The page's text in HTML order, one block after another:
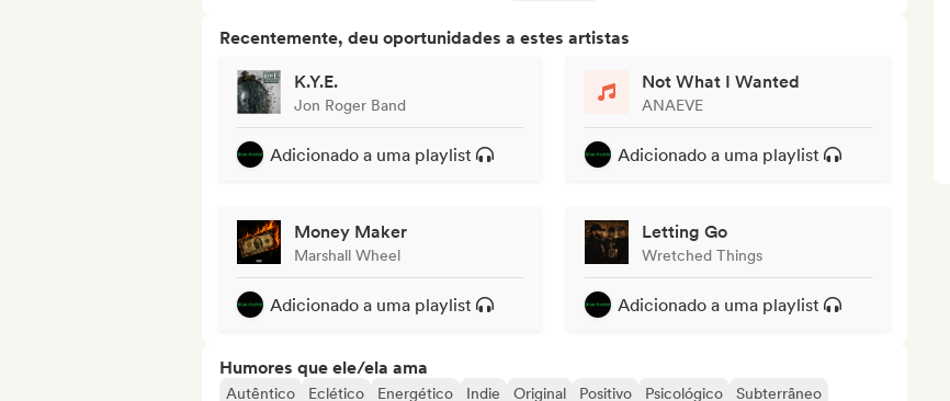
Recentemente, deu oportunidades a estes artistas
K.Y.E.
Jon Roger Band
Adicionado a uma playlist
Not What I Wanted
ANAEVE
Adicionado a uma playlist
Money Maker
Marshall Wheel
Adicionado a uma playlist
Letting Go
Wretched Things
Adicionado a uma playlist
Humores que ele/ela ama
Autêntico Eclético Energético Indie Original Positivo Psicológico Subterrâneo